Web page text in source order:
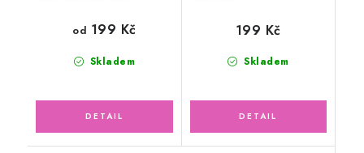
Skladem
od 199 Kč
Skladem
199 Kč